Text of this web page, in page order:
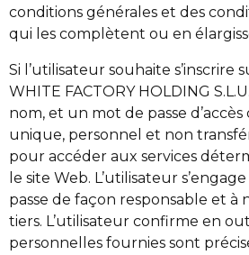
conditions générales et des
qui les complètent ou en
Si l’utilisateur souhaite s’inscrire
WHITE FACTORY HOLDING
nom, et un mot de passe
unique, personnel et non
pour accéder aux services
le site Web. L’utilisateur
passe de façon responsable et à
tiers. L’utilisateur confirme en
personnelles fournies sont